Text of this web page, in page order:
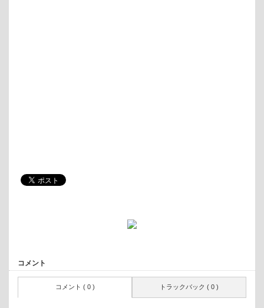
コメント
コメント ( 0 ) トラックバック ( 0 )